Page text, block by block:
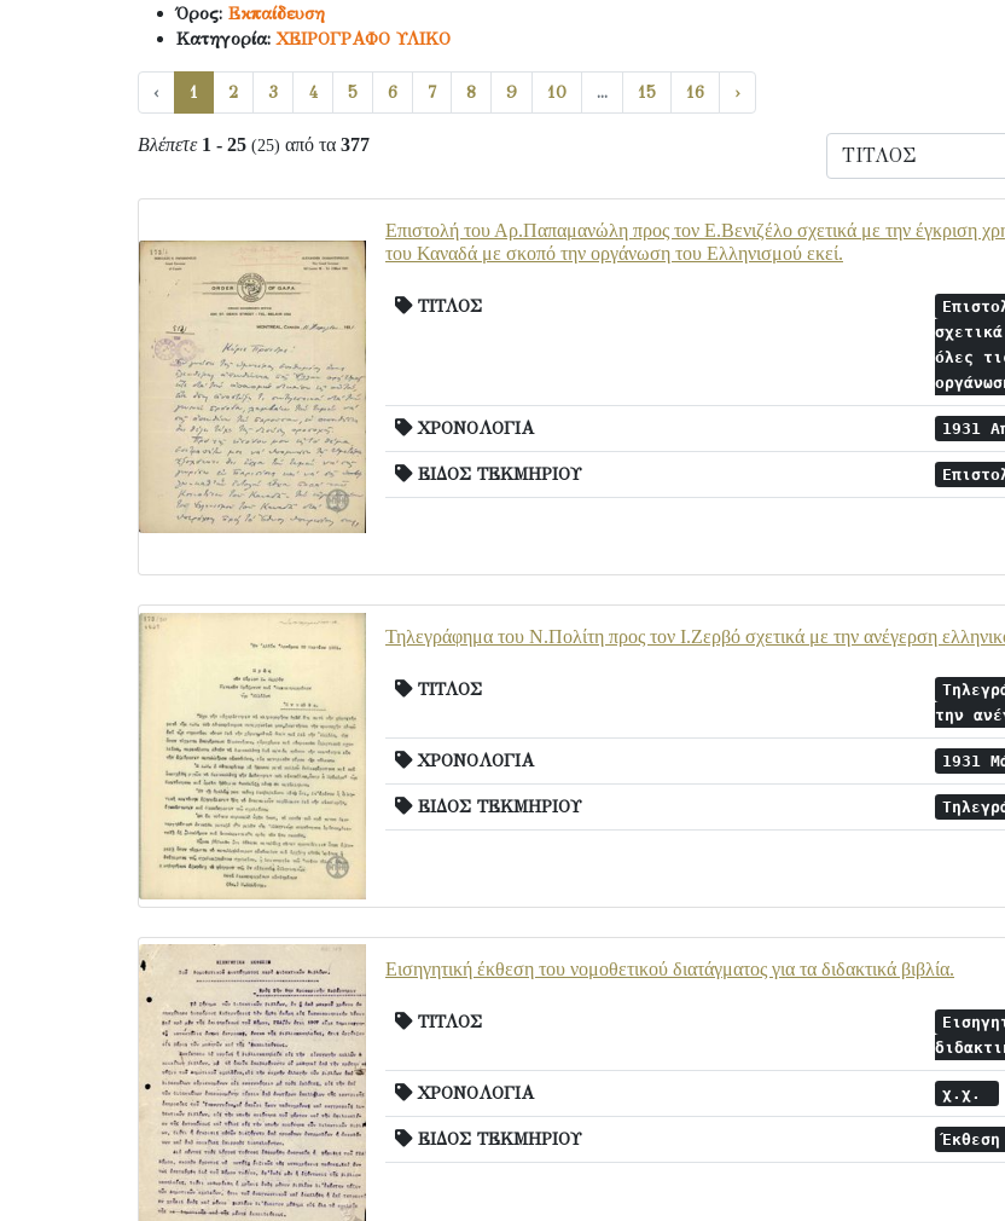
Όρος: Εκπαίδευση
Κατηγορία:ΧΕΙΡΟΓΡΑΦΟ ΥΛΙΚΟ
‹ 1 2 3 4 5 6 7 8 9 10 ... 15 16 ›
Βλέπετε 1 - 25 (25) από τα 377
Επιστολή του Αρ.Παπαμανώλη προς τον Ε.Βενιζέλο σχετικά με την έγκριση
του Καναδά με σκοπό την οργάνωση του Ελληνισμού εκεί.
ΤΙΤΛΟΣ
όλες
ΧΡΟΝΟΛΟΓΙΑ 1931
ΕΙΔΟΣ ΤΕΚΜΗΡΙΟΥ
Τηλεγράφημα του Ν.Πολίτη προς τον Ι.Ζερβό σχετικά με την ανέγερση
ΤΙΤΛΟΣ
την
ΧΡΟΝΟΛΟΓΙΑ 1931
ΕΙΔΟΣ ΤΕΚΜΗΡΙΟΥ
Εισηγητική έκθεση του νομοθετικού διατάγματος για τα διδακτικά βιβλία.
ΤΙΤΛΟΣ
ΧΡΟΝΟΛΟΓΙΑ χ.χ.
ΕΙΔΟΣ ΤΕΚΜΗΡΙΟΥ Έκθεση